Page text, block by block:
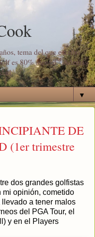
tema del que escribo
es 80% mental". Además
▼
DE
(1er trimestre
dos grandes golfistas
mi opinión, cometido
a tener malos
del PGA Tour, el
y en el Players